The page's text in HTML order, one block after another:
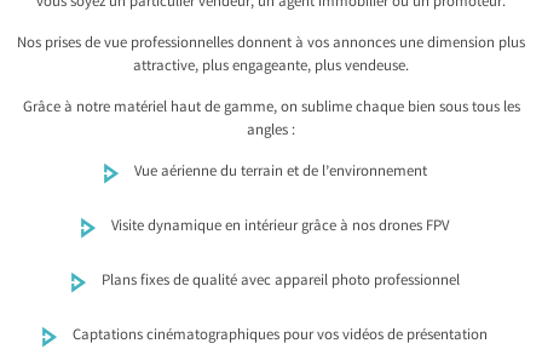
Nos prises de vue professionnelles donnent à vos annonces une dimension plus
attractive, plus engageante, plus vendeuse.
Grâce à notre matériel haut de gamme, on sublime chaque bien sous tous les
angles :
Vue aérienne du terrain et de l’environnement
Visite dynamique en intérieur grâce à nos drones FPV
Plans fixes de qualité avec appareil photo professionnel
Captations cinématographiques pour vos vidéos de présentation